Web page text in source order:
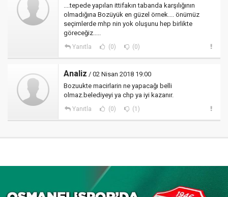
....tepede yapılan ittifakın tabanda karşılığının
olmadığına Bozüyük en güzel örnek.... önümüz
seçimlerde mhp nin yok oluşunu hep birlikte
göreceğiz.....
Yanıtla (0) (0)
Analiz / 02 Nisan 2018 19:00
Bozuukte macirlarin ne yapacağı belli
olmaz.belediyeyi ya chp ya iyi kazanır.
Yanıtla (0) (1)